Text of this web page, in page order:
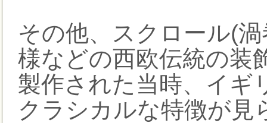
その他、スクロール(
様などの西欧伝統の装
製作された当時、イギ
クラシカルな特徴が見